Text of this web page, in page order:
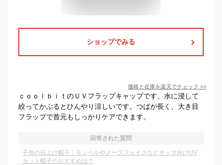
ショップでみる
価格と在庫を楽天でチェック >>
ｃｏｏｌｂｉｔのＵＶフラップキャップです。水に浸して
絞ってかぶるとひんやり涼しいです。つばが長く、大き目
フラップで首元もしっかりケアできます。
回答された質問
子供の日よけ帽子｜モンベルやノースフェイスなどキッズ向けUV
カット帽子のおすすめは？